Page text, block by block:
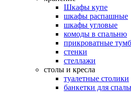
Шкафы купе
шкафы распашные
шкафы угловые
комоды в спальню
прикроватные
стенки
стеллажи
столы и кресла
туалетные столики
банкетки для